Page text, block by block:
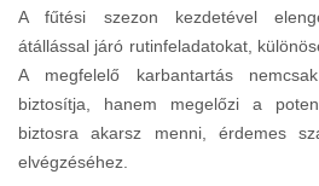
A fűtési szezon kezdetével
átállással járó rutinfeladatokat,
A megfelelő karbantartás
biztosítja, hanem megelőzi a
biztosra akarsz menni, érdemes
elvégzéséhez.